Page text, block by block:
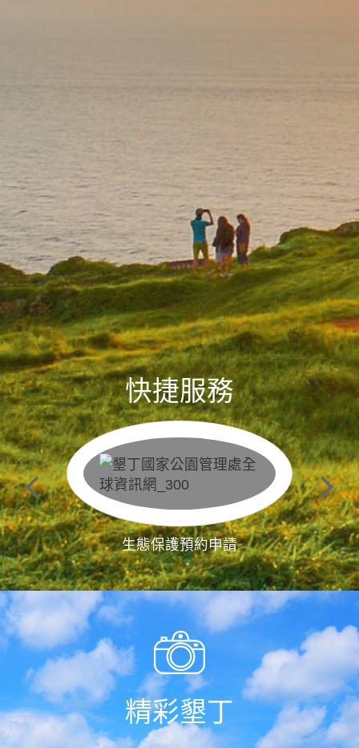
快捷服務
生態保護預約申請
精彩墾丁